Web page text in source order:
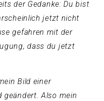
der Gedanke: Du bist
jetzt nicht
gefahren mit der
dass du jetzt
Bild einer
geändert. Also mein